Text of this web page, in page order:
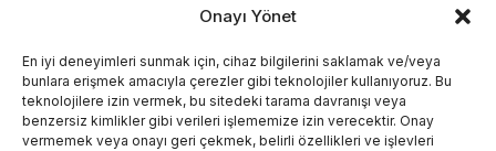
Onayı Yönet
En iyi deneyimleri sunmak için, cihaz bilgilerini saklamak ve/veya
bunlara erişmek amacıyla çerezler gibi teknolojiler kullanıyoruz. Bu
teknolojilere izin vermek, bu sitedeki tarama davranışı veya
benzersiz kimlikler gibi verileri işlememize izin verecektir. Onay
vermemek veya onayı geri çekmek, belirli özellikleri ve işlevleri